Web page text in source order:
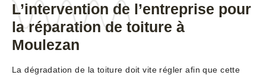
L’intervention de l’entreprise pour
la réparation de toiture à
Moulezan
La dégradation de la toiture doit vite régler afin que cette